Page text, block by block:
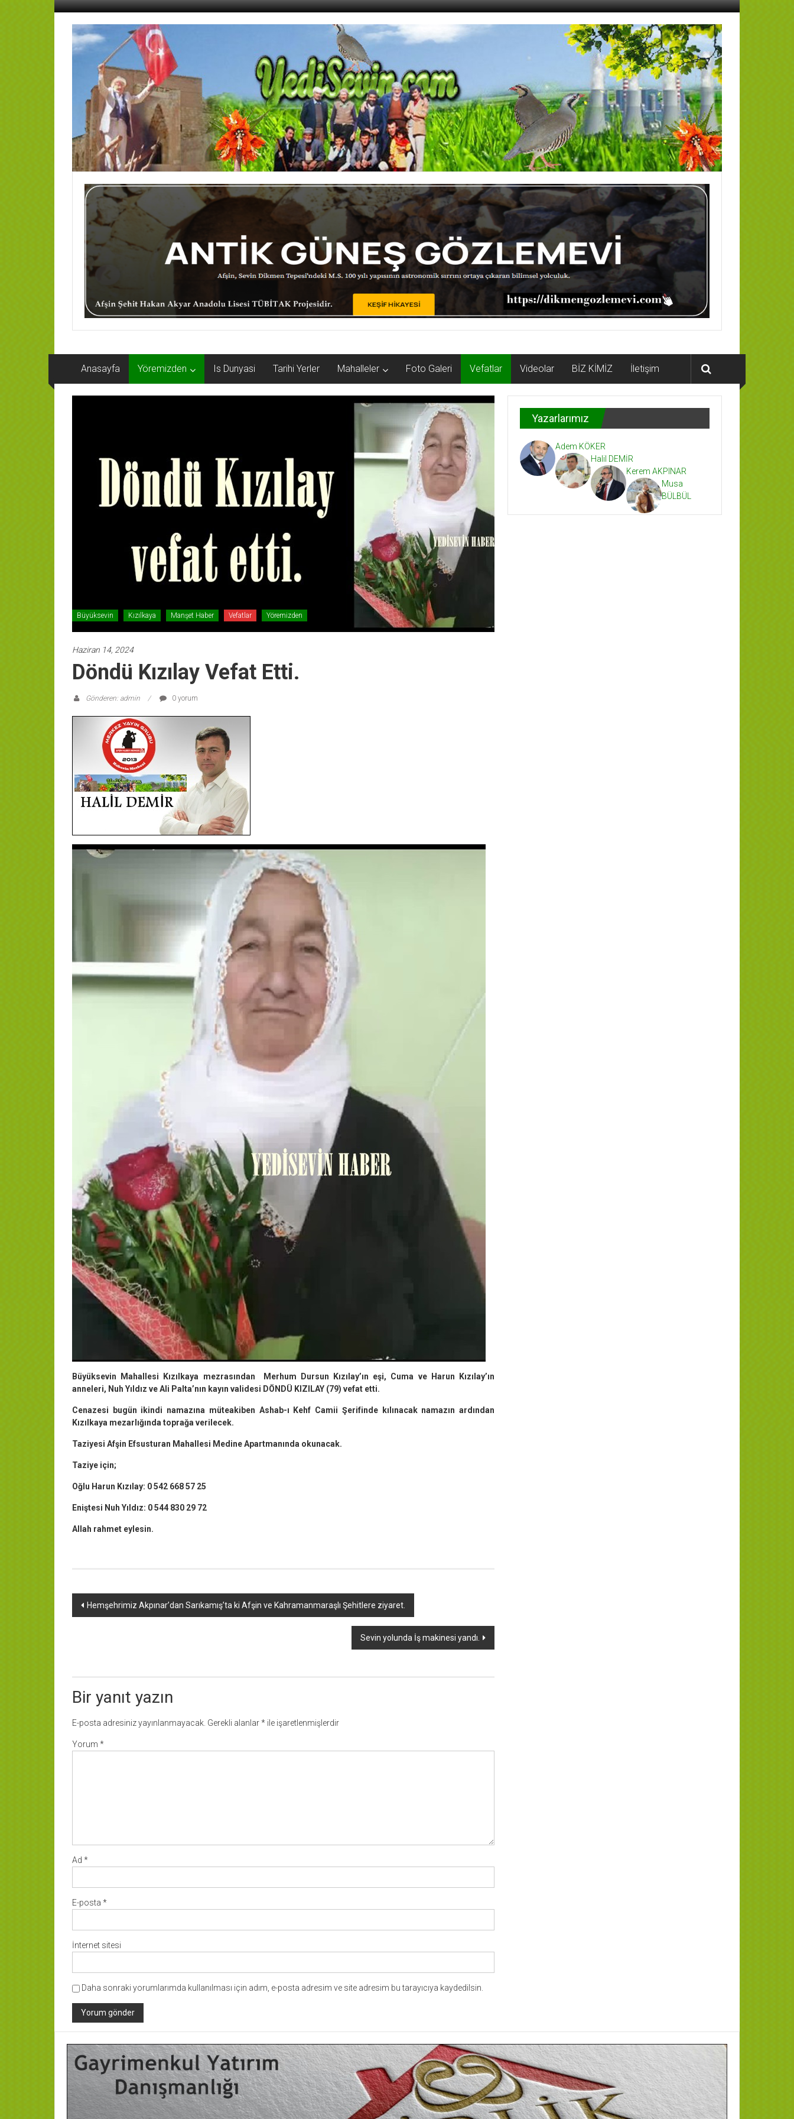
İçeriğe
AFŞİN
YEDİSEVİN
HABER
Kahramanmaraş,Afşin,Sevin
Köyleri
Tanıtım
ve
Haber
Portalı
Anasayfa Yöremizden Is Dunyasi Tarihi Yerler Mahalleler Foto Galeri Vefatlar Videolar BİZ KİMİZ İletişim
Büyüksevin Kızılkaya Manşet Haber Vefatlar Yöremizden
Haziran 14, 2024
Döndü Kızılay Vefat Etti.
Gönderen: admin 0 yorum
Büyüksevin Mahallesi Kızılkaya mezrasından Merhum Dursun Kızılay’ın eşi, Cuma ve Harun Kızılay’ın
anneleri, Nuh Yıldız ve Ali Palta’nın kayın validesi DÖNDÜ KIZILAY (79) vefat etti.
Cenazesi bugün ikindi namazına müteakiben Ashab-ı Kehf Camii Şerifinde kılınacak namazın ardından
Kızılkaya mezarlığında toprağa verilecek.
Taziyesi Afşin Efsusturan Mahallesi Medine Apartmanında okunacak.
Taziye için;
Oğlu Harun Kızılay: 0 542 668 57 25
Eniştesi Nuh Yıldız: 0 544 830 29 72
Allah rahmet eylesin.
Yazı
Hemşehrimiz Akpınar’dan Sarıkamış’ta ki Afşin ve Kahramanmaraşlı Şehitlere ziyaret.
Sevin yolunda İş makinesi yandı.
Bir yanıt yazın
E-posta adresiniz yayınlanmayacak. Gerekli alanlar* ile işaretlenmişlerdir
Yorum *
Ad *
E-posta *
İnternet sitesi
Daha sonraki yorumlarımda kullanılması için adım, e-posta adresim ve site adresim bu tarayıcıya kaydedilsin.
Yazarlarımız
Adem KÖKER
Halil DEMİR
Kerem AKPINAR
Musa
BÜLBÜL